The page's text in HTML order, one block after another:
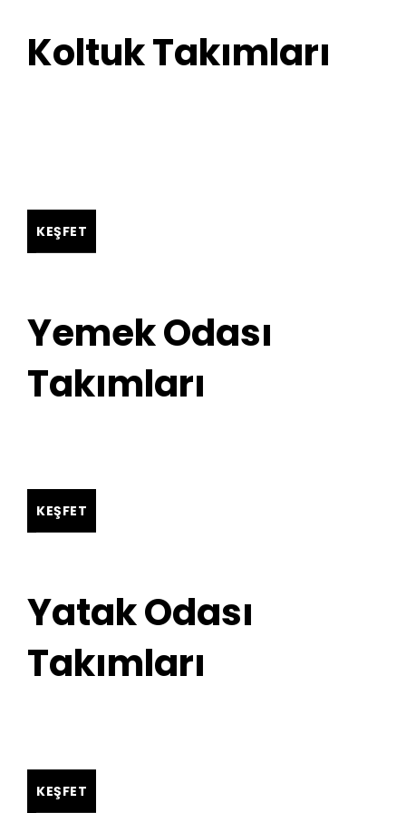
Koltuk Takımları
KEŞFET
Yemek Odası
Takımları
KEŞFET
Yatak Odası
Takımları
KEŞFET